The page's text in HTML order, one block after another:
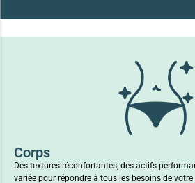
Corps
Des textures réconfortantes, des actifs
variée pour répondre à tous les besoins de